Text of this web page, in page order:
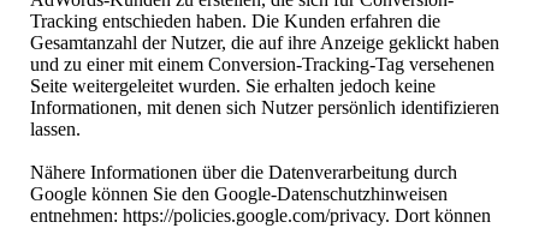
Tracking entschieden haben. Die Kunden erfahren die
Gesamtanzahl der Nutzer, die auf ihre Anzeige geklickt haben
und zu einer mit einem Conversion-Tracking-Tag versehenen
Seite weitergeleitet wurden. Sie erhalten jedoch keine
Informationen, mit denen sich Nutzer persönlich identifizieren
lassen.
Nähere Informationen über die Datenverarbeitung durch
Google können Sie den Google-Datenschutzhinweisen
entnehmen: https://policies.google.com/privacy. Dort können